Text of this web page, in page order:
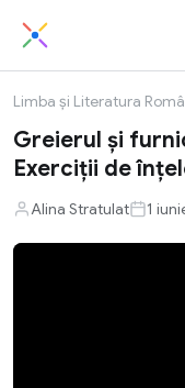
Limba și Literatura
Greierul și
Exerciţii de
Alina Stratulat 1